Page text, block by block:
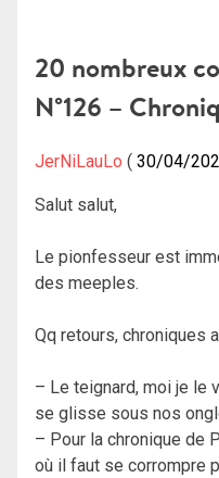
l’article
20 nombreux
N°126 –
JerNiLauLo 30/04/
Salut salut,
Le pionfesseur est
des meeples.
Qq retours, chroniques
– Le teignard, moi je le
se glisse sous nos
– Pour la chronique de
où il faut se corrompre